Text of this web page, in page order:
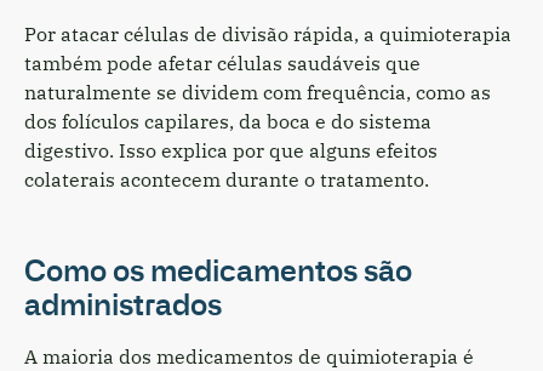
Por atacar células de divisão rápida, a quimioterapia
também pode afetar células saudáveis que
naturalmente se dividem com frequência, como as
dos folículos capilares, da boca e do sistema
digestivo. Isso explica por que alguns efeitos
colaterais acontecem durante o tratamento.
Como os medicamentos são
administrados
A maioria dos medicamentos de quimioterapia é